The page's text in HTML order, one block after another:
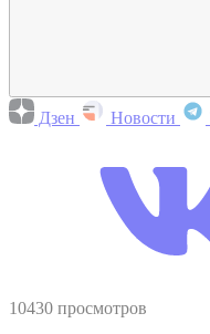
Дзен Новости
10430 просмотров